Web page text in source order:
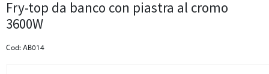
Fry-top da banco con piastra al cromo
3600W
Cod: AB014